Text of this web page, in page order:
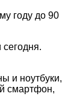
году до 90
и ноутбуки,
смартфон,